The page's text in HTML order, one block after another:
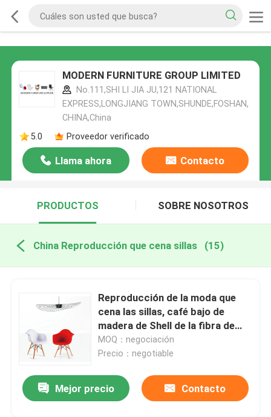
MODERN FURNITURE GROUP LIMITED
No.111,SHI LI JIA JU,121 NATIONAL
EXPRESS,LONGJIANG TOWN,SHUNDE,FOSHAN,
CHINA,China
5.0
Proveedor verificado
Llama ahora Contacto
PRODUCTOS SOBRE NOSOTROS
China Reproducción que cena sillas (15)
Reproducción de la moda que
cena las sillas, café bajo de
madera de Shell de la fibra de
vidrio que cena la silla
MOQ：negociación
Precio：negotiable
Mejor precio Contacto